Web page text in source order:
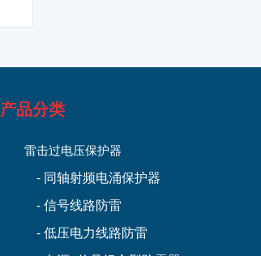
产品分类
雷击过电压保护器
- 同轴射频电涌保护器
- 信号线路防雷
- 低压电力线路防雷